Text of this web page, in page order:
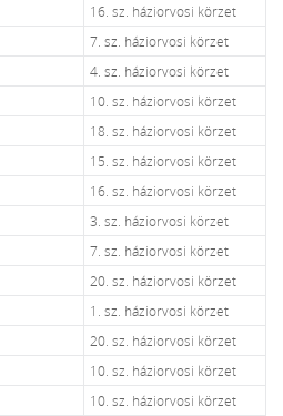
16. sz. háziorvosi körzet
7. sz. háziorvosi körzet
4. sz. háziorvosi körzet
10. sz. háziorvosi körzet
18. sz. háziorvosi körzet
15. sz. háziorvosi körzet
16. sz. háziorvosi körzet
3. sz. háziorvosi körzet
7. sz. háziorvosi körzet
20. sz. háziorvosi körzet
1. sz. háziorvosi körzet
20. sz. háziorvosi körzet
10. sz. háziorvosi körzet
10. sz. háziorvosi körzet